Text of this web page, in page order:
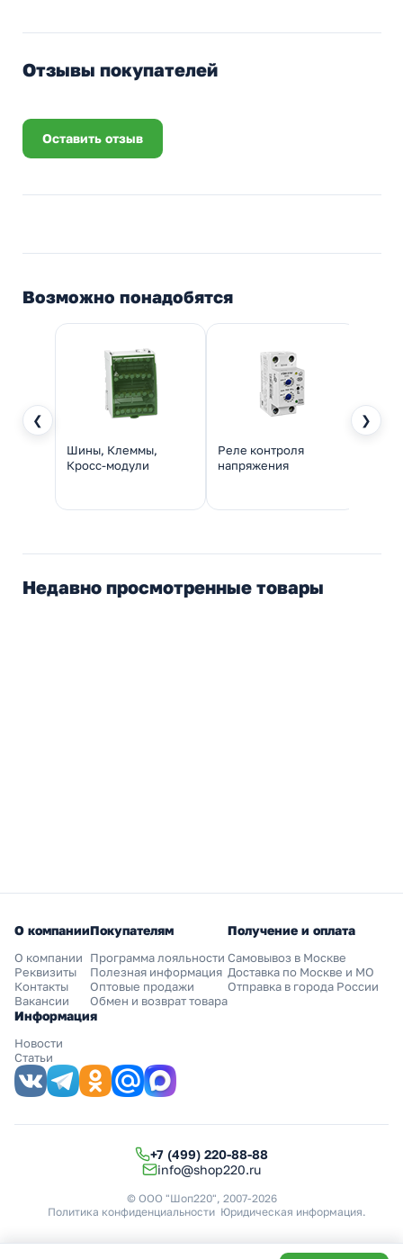
Отзывы покупателей
Оставить отзыв
Возможно понадобятся
❮ ❯
Шины, Клеммы,
Кросс-модули
Реле контроля
напряжения
Недавно просмотренные товары
О компании
О компании
Реквизиты
Контакты
Вакансии
Покупателям
Программа лояльности
Полезная информация
Оптовые продажи
Обмен и возврат товара
Получение и оплата
Самовывоз в Москве
Доставка по Москве и МО
Отправка в города России
Информация
Новости
Статьи
+7 (499) 220-88-88
info@shop220.ru
© ООО "Шоп220", 2007-2026
Политика конфиденциальности Юридическая информация.